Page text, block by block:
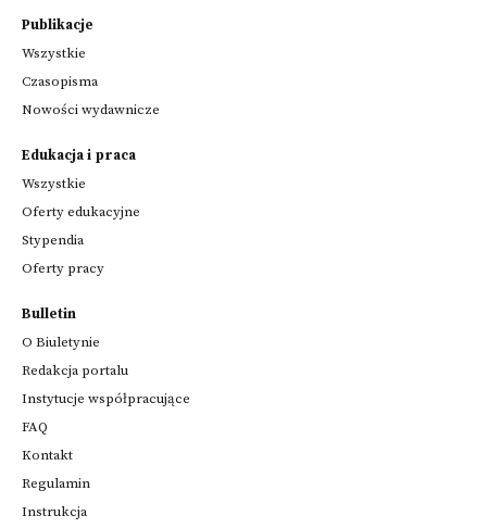
Publikacje
Wszystkie
Czasopisma
Nowości wydawnicze
Edukacja i praca
Wszystkie
Oferty edukacyjne
Stypendia
Oferty pracy
Bulletin
O Biuletynie
Redakcja portalu
Instytucje współpracujące
FAQ
Kontakt
Regulamin
Instrukcja